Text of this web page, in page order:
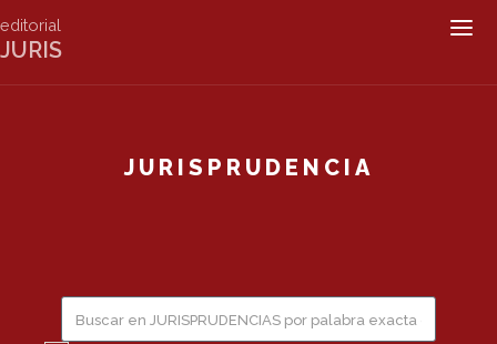
editorial
JURIS
JURISPRUDENCIA